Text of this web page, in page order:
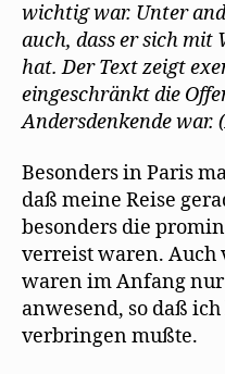
wichtig war. Unter
auch, dass er sich
hat. Der Text zeigt
eingeschränkt die
Andersdenkende war.
Besonders in Paris
daß meine Reise
besonders die
verreist waren. Auch
waren im Anfang
anwesend, so daß
verbringen mußte.